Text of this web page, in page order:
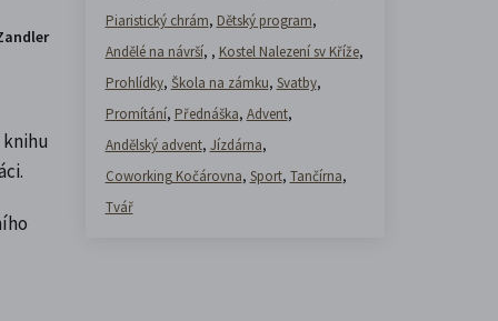
Piaristický chrám, Dětský program,
Andělé na návrší, , Kostel Nalezení sv Kříže,
Prohlídky, Škola na zámku, Svatby,
Promítání, Přednáška, Advent,
Andělský advent, Jízdárna,
Coworking Kočárovna, Sport, Tančírna,
Tvář